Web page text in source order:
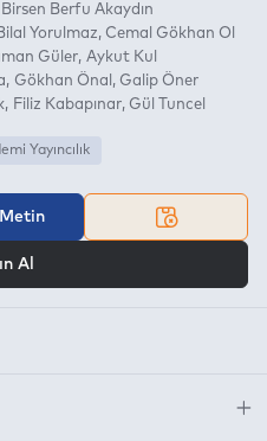
Birsen Berfu Akaydın
Yorulmaz
Cemal Gökhan Ol
Güler Aykut Kul
Gökhan Önal
Galip Öner
Filiz Kabapınar Gül Tuncel
Yayıncılık
Al